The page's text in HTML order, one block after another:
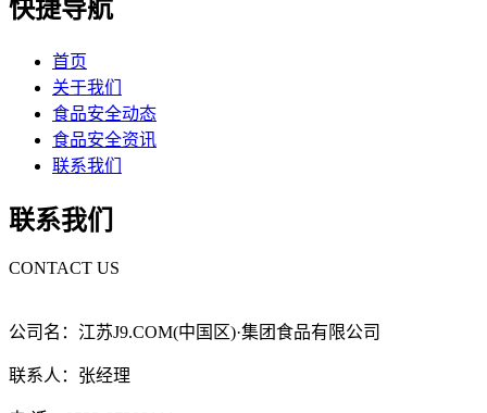
快捷导航
首页
关于我们
食品安全动态
食品安全资讯
联系我们
联系我们
CONTACT US
公司名：江苏J9.COM(中国区)·集团食品有限公司
联系人：张经理